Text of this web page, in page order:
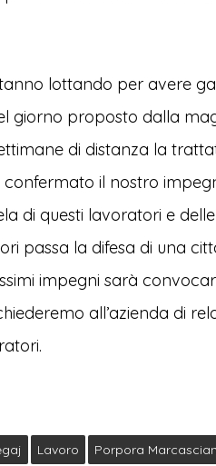
lottando per avere
giorno proposto dalla
di distanza la
il nostro
di questi lavoratori e
passa la difesa di una
impegni sarà
all’azienda di
Lavoro
Porpora